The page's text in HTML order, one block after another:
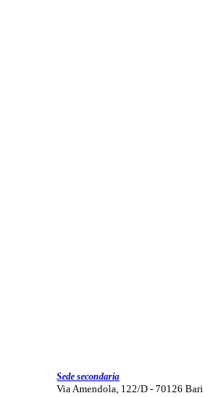
Sede secondaria
Via Amendola, 122/D - 70126 Bari